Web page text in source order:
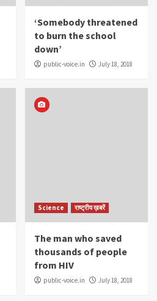
‘Somebody threatened
to burn the school
down’
public-voice.in July 18, 2018
Science राष्ट्रीय ख़बरें
The man who saved
thousands of people
from HIV
public-voice.in July 18, 2018